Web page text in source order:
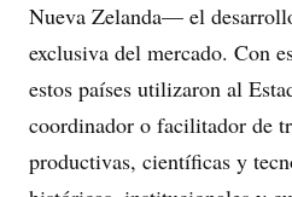
Nueva Zelanda— el
exclusiva del mercado. Con
estos países utilizaron al
coordinador o facilitador de
productivas, científicas y